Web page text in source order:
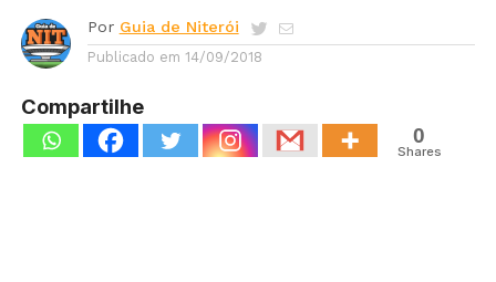
Por Guia de Niterói
Publicado em 14/09/2018
Compartilhe
0
Shares